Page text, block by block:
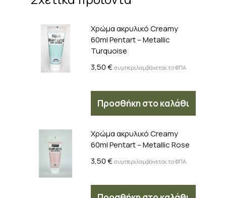
Χρώμα ακρυλικό Creamy
60ml Pentart – Metallic
Turquoise
3,50€ συμπεριλαμβάνεται το ΦΠΑ
Προσθήκη στο καλάθι
Χρώμα ακρυλικό Creamy
60ml Pentart – Metallic Rose
3,50€ συμπεριλαμβάνεται το ΦΠΑ